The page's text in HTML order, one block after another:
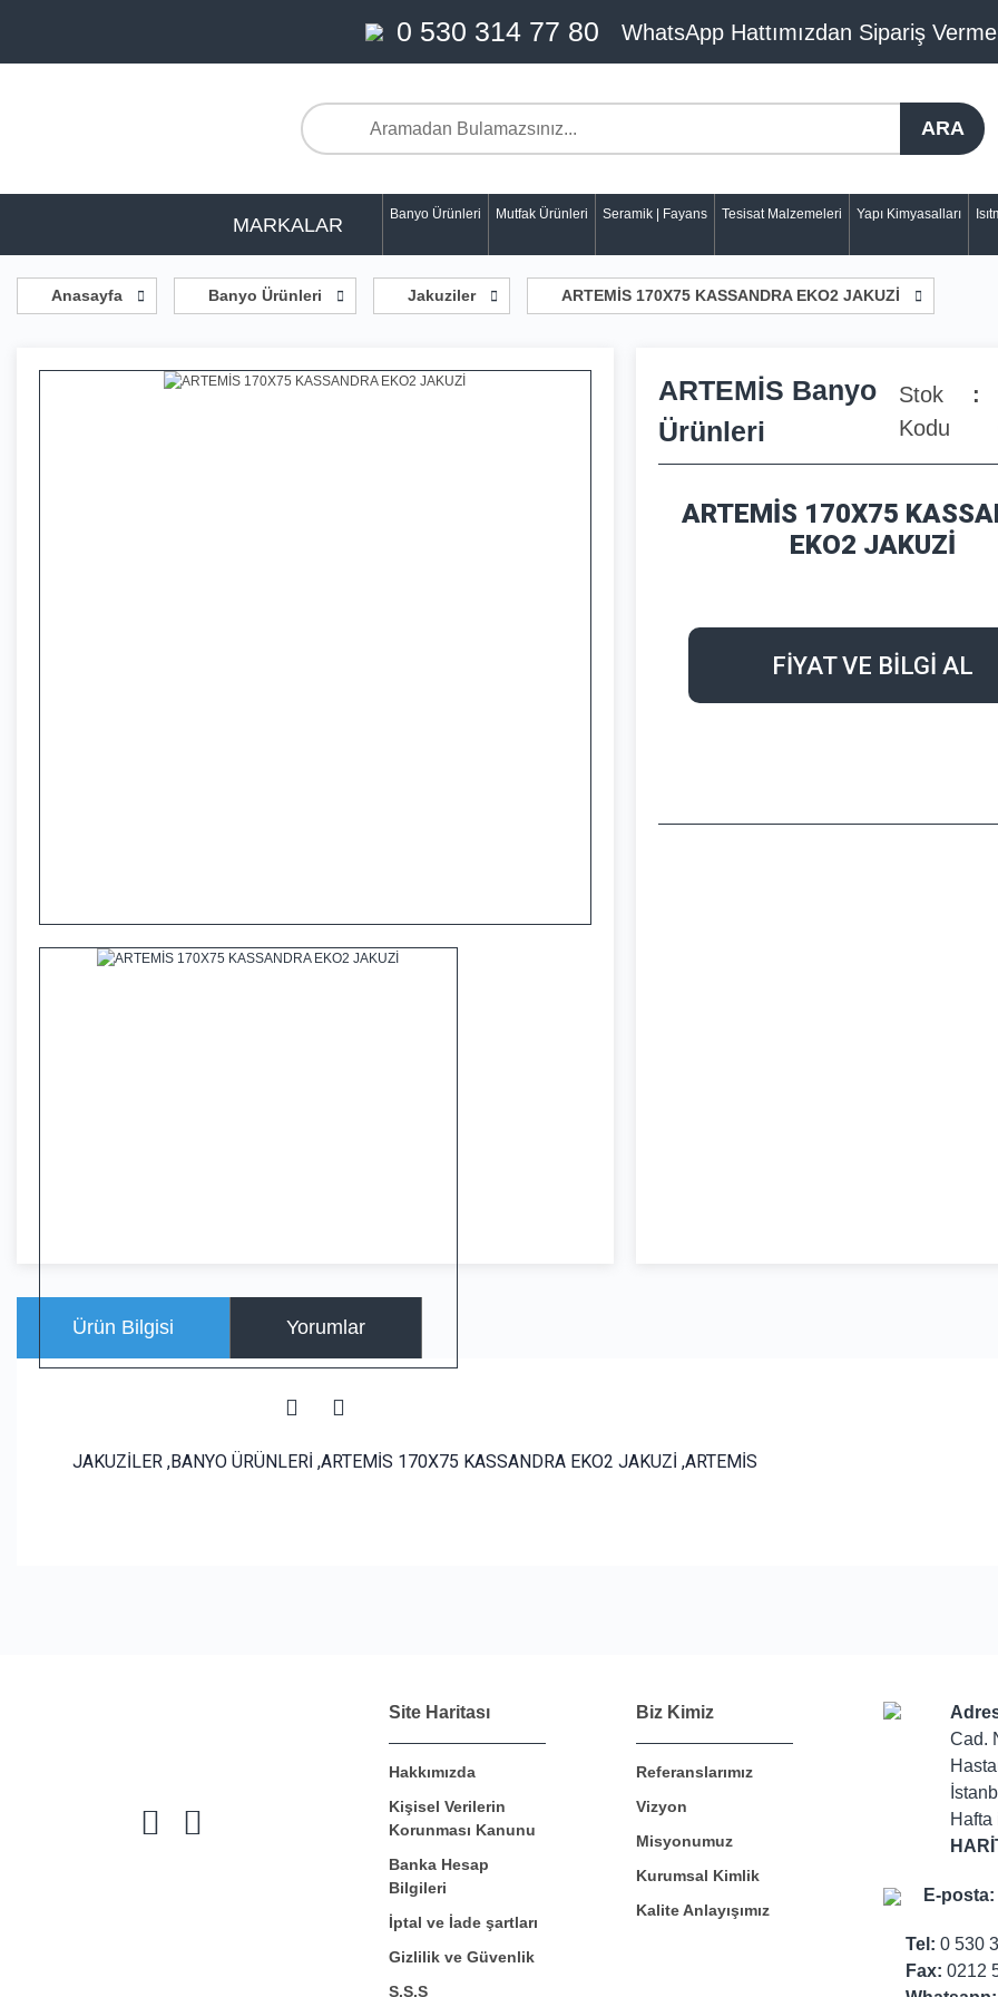
0 530 314 77 80 WhatsApp Hattımızdan Sipariş
ARA
MARKALAR Banyo Ürünleri Mutfak Ürünleri Seramik | Fayans Tesisat Malzemeleri Yapı Kimyasalları
Anasayfa Banyo Ürünleri Jakuziler ARTEMİS 170X75 KASSANDRA EKO2 JAKUZİ
ARTEMİS Banyo
Ürünleri
Stok
Kodu
ARTEMİS 170X75
EKO2 JAKUZİ
FİYAT VE BİLGİ AL
Ürün Bilgisi Yorumlar
JAKUZİLER ,BANYO ÜRÜNLERİ ,ARTEMİS 170X75 KASSANDRA EKO2 JAKUZİ ,ARTEMİS
Bu ürüne ilk yorumu siz yapın!
Yorum Yaz
Site Haritası
Hakkımızda
Kişisel Verilerin
Korunması Kanunu
Banka Hesap
Bilgileri
İptal ve İade şartları
Gizlilik ve Güvenlik
S.S.S
Biz Kimiz
Referanslarımız
Vizyon
Misyonumuz
Kurumsal Kimlik
Kalite Anlayışımız
Cad.
Hafta
E-posta:
Tel: 0 530
Fax: 0212